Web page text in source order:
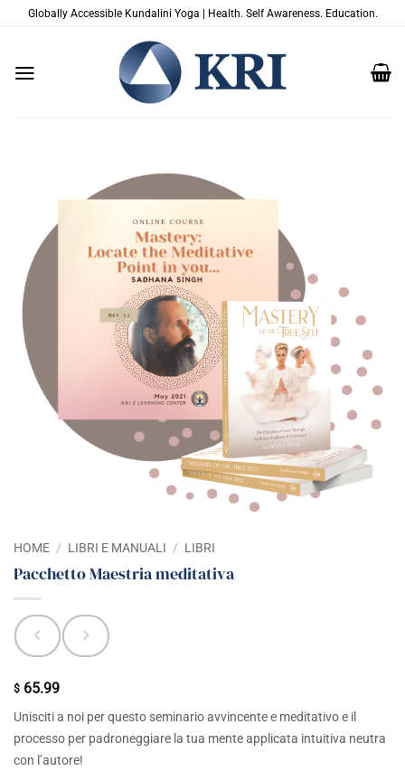
SaltaGlobally Accessible Kundalini Yoga | Health. Self Awareness. Education.
HOME / LIBRI E MANUALI / LIBRI
Pacchetto Maestria meditativa
$ 65.99
Unisciti a noi per questo seminario avvincente e meditativo e il
processo per padroneggiare la tua mente applicata intuitiva neutra
con l’autore!